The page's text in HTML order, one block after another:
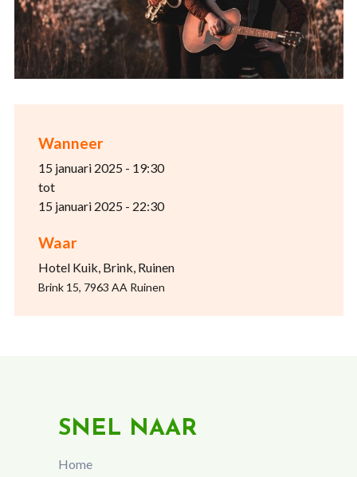
Wanneer
15 januari 2025 - 19:30
tot
15 januari 2025 - 22:30
Waar
Hotel Kuik, Brink, Ruinen
Brink 15, 7963 AA Ruinen
SNEL NAAR
Home